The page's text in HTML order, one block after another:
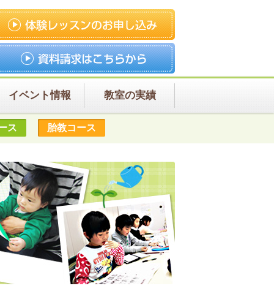
イベント情報 教室の実績
ス 胎教コース